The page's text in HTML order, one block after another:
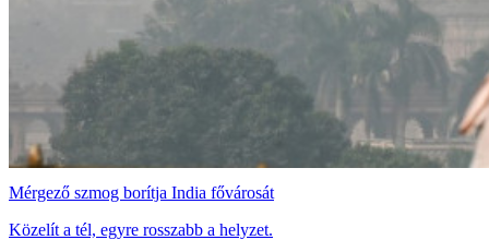
Mérgező szmog borítja India fővárosát
Közelít a tél, egyre rosszabb a helyzet.